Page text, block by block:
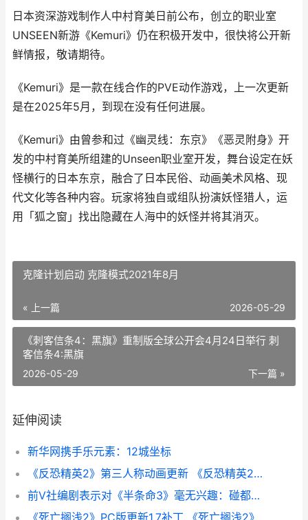
日本资深游戏制作人中村育美日前公布，创立的职业室
UNSEEN新游《Kemuri》仍在积极开发中，很快将公开新
鲜情报，敬请期待。
《Kemuri》是一款在线合作的PVE动作游戏，上一次更新
是在2025年5月，到现在没有任何进展。
《Kemuri》由曾参和过《幽灵线：东京》《恶灵附身》开
发的中村育美所组建的Unseen职业室开发，舞台设定在妖
怪横行的日本东京，融合了日本民俗、动画美术风格、现
代文化等各种内容。玩家将独自或组队扮演妖怪猎人，运
用「狐之窗」找出隐藏在人海中的妖怪并将其消灭。
克隆计划启动 克隆模式2021年8月
« 上一篇 2026-05-29
《刺客信条4：黑旗》重制版全球公开会4月24日举行 刺
客信条4:黑旗
下一篇 »
2026-05-29
延伸阅读
新华网携手乐元素：12城坐标
《反恐精英2》第三人称动画更新 《反恐精英2》直接安装游戏
前V社编剧表示对《半条命3》毫无兴趣：碰都不想碰